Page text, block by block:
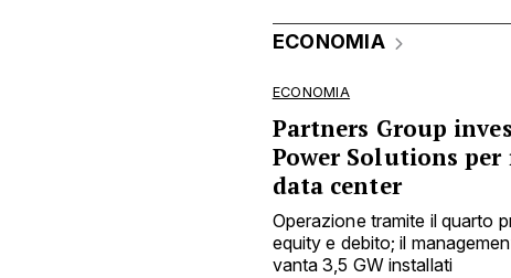
ECONOMIA
ECONOMIA
Partners Group
Power Solutions
data center
Operazione tramite il quarto
equity e debito; il
vanta 3,5 GW installati